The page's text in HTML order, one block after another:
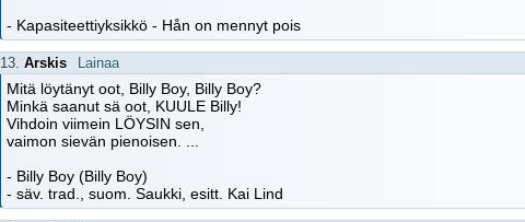
- Kapasiteettiyksikkö - Hån on mennyt pois
13. Arskis Lainaa
Mitä löytänyt oot, Billy Boy, Billy Boy?
Minkä saanut sä oot, KUULE Billy!
Vihdoin viimein LÖYSIN sen,
vaimon sievän pienoisen. ...
- Billy Boy (Billy Boy)
- säv. trad., suom. Saukki, esitt. Kai Lind